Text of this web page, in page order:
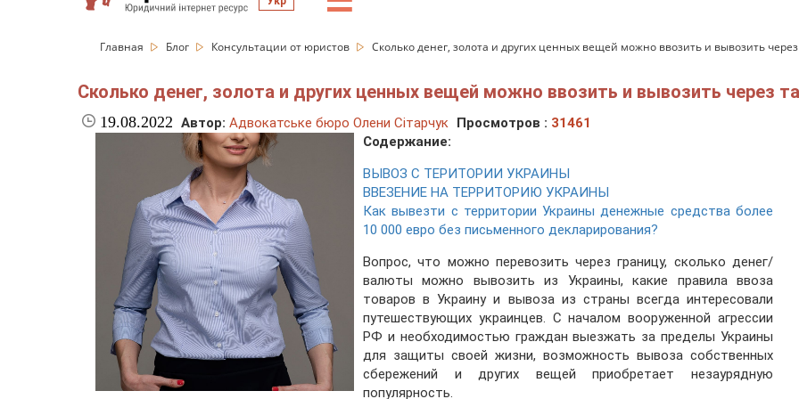
Главная Блог Консультации от юристов Сколько денег, золота и других ценных вещей можно ввозить и вывозить
Сколько денег, золота и других ценных вещей можно ввозить и вывозить через
19.08.2022 Автор: Адвокатське бюро Олени Сітарчук Просмотров : 31461
Содержание:
ВЫВОЗ С ТЕРИТОРИИ УКРАИНЫ
ВВЕЗЕНИЕ НА ТЕРРИТОРИЮ УКРАИНЫ
Как вывезти с территории Украины денежные средства более
10 000 евро без письменного декларирования?
Вопрос, что можно перевозить через границу, сколько денег/
валюты можно вывозить из Украины, какие правила ввоза
товаров в Украину и вывоза из страны всегда интересовали
путешествующих украинцев. С началом вооруженной агрессии
РФ и необходимостью граждан выезжать за пределы Украины
для защиты своей жизни, возможность вывоза собственных
сбережений и других вещей приобретает незаурядную
популярность.